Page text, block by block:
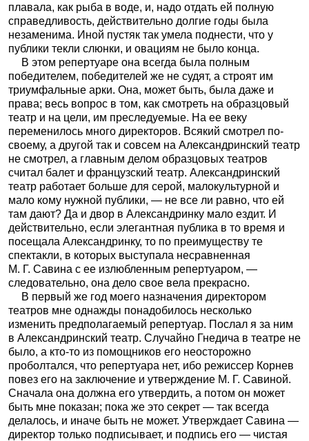
плавала, как рыба в воде, и, надо отдать ей полную
справедливость, действительно долгие годы была
незаменима. Иной пустяк так умела поднести, что у
публики текли слюнки, и овациям не было конца.
В этом репертуаре она всегда была полным
победителем, победителей же не судят, а строят им
триумфальные арки. Она, может быть, была даже и
права; весь вопрос в том, как смотреть на образцовый
театр и на цели, им преследуемые. На ее веку
переменилось много директоров. Всякий смотрел по-
своему, а другой так и совсем на Александринский театр
не смотрел, а главным делом образцовых театров
считал балет и французский театр. Александринский
театр работает больше для серой, малокультурной и
мало кому нужной публики, — не все ли равно, что ей
там дают? Да и двор в Александринку мало ездит. И
действительно, если элегантная публика в то время и
посещала Александринку, то по преимуществу те
спектакли, в которых выступала несравненная
М. Г. Савина с ее излюбленным репертуаром, —
следовательно, она дело свое вела прекрасно.
В первый же год моего назначения директором
театров мне однажды понадобилось несколько
изменить предполагаемый репертуар. Послал я за ним
в Александринский театр. Случайно Гнедича в театре не
было, а кто-то из помощников его неосторожно
проболтался, что репертуара нет, ибо режиссер Корнев
повез его на заключение и утверждение М. Г. Савиной.
Сначала она должна его утвердить, а потом он может
быть мне показан; пока же это секрет — так всегда
делалось, и иначе быть не может. Утверждает Савина —
директор только подписывает, и подпись его — чистая